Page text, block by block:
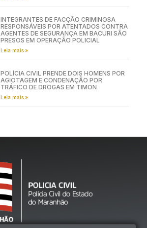
INTEGRANTES DE FACÇÃO CRIMINOSA
RESPONSÁVEIS POR ATENTADOS CONTRA
AGENTES DE SEGURANÇA EM BACURI SÃO
PRESOS EM OPERAÇÃO POLICIAL
Leia mais »
POLÍCIA CIVIL PRENDE DOIS HOMENS POR
AGIOTAGEM E CONDENAÇÃO POR
TRÁFICO DE DROGAS EM TIMON
Leia mais »